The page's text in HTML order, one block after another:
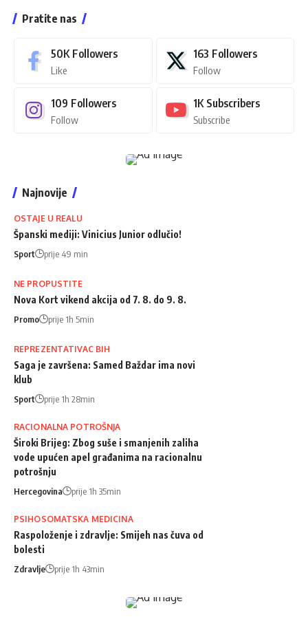
Pratite nas
50K Followers
Like
163 Followers
Follow
109 Followers
Follow
1K Subscribers
Subscribe
Najnovije
OSTAJE U REALU
Španski mediji: Vinicius Junior odlučio!
Sport prije 49 min
NE PROPUSTITE
Nova Kort vikend akcija od 7. 8. do 9. 8.
Promo prije 1h 5min
REPREZENTATIVAC BIH
Saga je završena: Samed Baždar ima novi
klub
Sport prije 1h 28min
RACIONALNA POTROŠNJA
Široki Brijeg: Zbog suše i smanjenih zaliha
vode upućen apel građanima na racionalnu
potrošnju
Hercegovina prije 1h 35min
PSIHOSOMATSKA MEDICINA
Raspoloženje i zdravlje: Smijeh nas čuva od
bolesti
Zdravlje prije 1h 43min